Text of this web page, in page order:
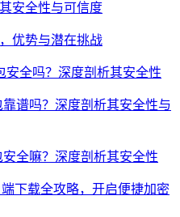
安全性与可信度
优势与潜在挑战
安全吗？深度剖析其安全性
靠谱吗？深度剖析其安全性与
安全嘛？深度剖析其安全性
下载全攻略，开启便捷加密